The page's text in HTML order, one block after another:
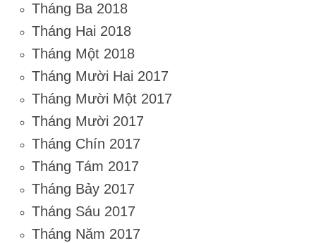
Tháng Ba 2018
Tháng Hai 2018
Tháng Một 2018
Tháng Mười Hai 2017
Tháng Mười Một 2017
Tháng Mười 2017
Tháng Chín 2017
Tháng Tám 2017
Tháng Bảy 2017
Tháng Sáu 2017
Tháng Năm 2017